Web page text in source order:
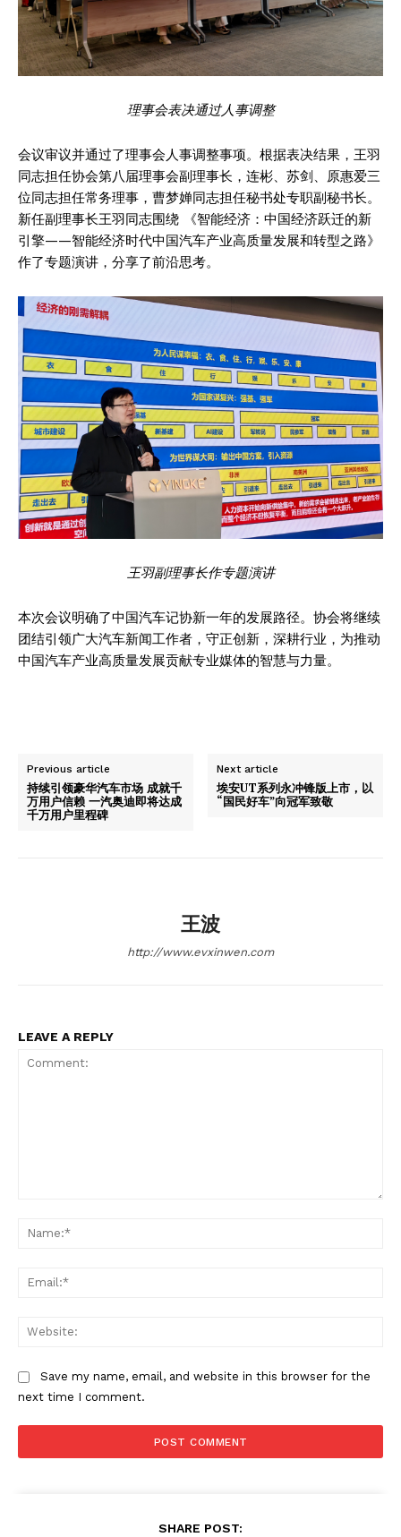
Magazine PRO
理事会表决通过人事调整
会议审议并通过了理事会人事调整事项。根据表决结果，王羽
同志担任协会第八届理事会副理事长，连彬、苏剑、原惠爱三
位同志担任常务理事，曹梦婵同志担任秘书处专职副秘书长。
新任副理事长王羽同志围绕 《智能经济：中国经济跃迁的新
引擎——智能经济时代中国汽车产业高质量发展和转型之路》
作了专题演讲，分享了前沿思考。
王羽副理事长作专题演讲
本次会议明确了中国汽车记协新一年的发展路径。协会将继续
团结引领广大汽车新闻工作者，守正创新，深耕行业，为推动
中国汽车产业高质量发展贡献专业媒体的智慧与力量。
Previous article
持续引领豪华汽车市场 成就千
万用户信赖 一汽奥迪即将达成
千万用户里程碑
Next article
埃安UT系列永冲锋版上市，以
“国民好车”向冠军致敬
王波
http://www.evxinwen.com
LEAVE A REPLY
Save my name, email, and website in this browser for the
next time I comment.
SHARE POST: